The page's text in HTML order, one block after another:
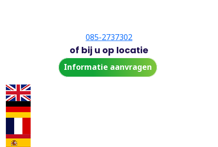
085-2737302
of bij u op locatie
Informatie aanvragen